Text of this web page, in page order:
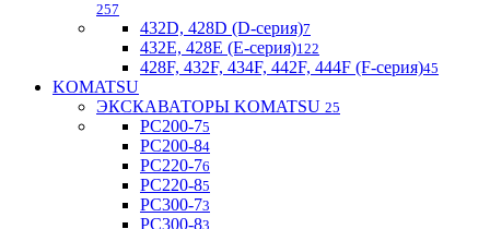
257
432D, 428D (D-серия)7
432E, 428E (E-серия)122
428F, 432F, 434F, 442F, 444F (F-серия)45
KOMATSU
ЭКСКАВАТОРЫ KOMATSU 25
PC200-75
PC200-84
PC220-76
PC220-85
PC300-73
PC300-83